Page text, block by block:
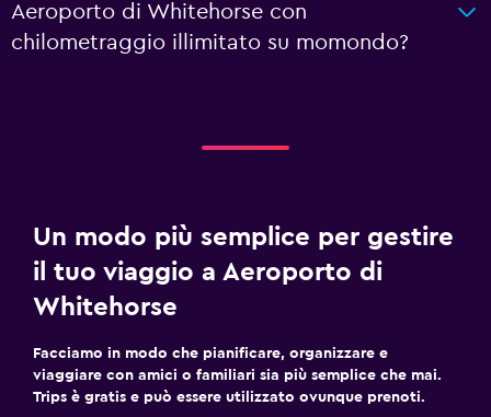
Aeroporto di Whitehorse con
chilometraggio illimitato su momondo?
Un modo più semplice per gestire
il tuo viaggio a Aeroporto di
Whitehorse
Facciamo in modo che pianificare, organizzare e
viaggiare con amici o familiari sia più semplice che mai.
Trips è gratis e può essere utilizzato ovunque prenoti.